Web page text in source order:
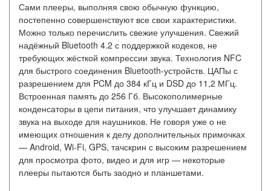
Сами плееры, выполняя свою обычную функцию,
постепенно совершенствуют все свои характеристики.
Можно только перечислить свежие улучшения. Свежий
надёжный Bluetooth 4.2 с поддержкой кодеков, не
требующих жёсткой компрессии звука. Технология NFC
для быстрого соединения Bluetooth-устройств. ЦАПы с
разрешением для PCM до 384 кГц и DSD до 11,2 МГц.
Встроенная память до 256 Гб. Высокополимерные
конденсаторы в цепи питания, что улучшает динамику
звука на выходе для наушников. Не говоря уже о не
имеющих отношения к делу дополнительных примочках
— Android, Wi-Fi, GPS, тачскрин с высоким разрешением
для просмотра фото, видео и для игр — некоторые
плееры пытаются быть заодно и планшетами.